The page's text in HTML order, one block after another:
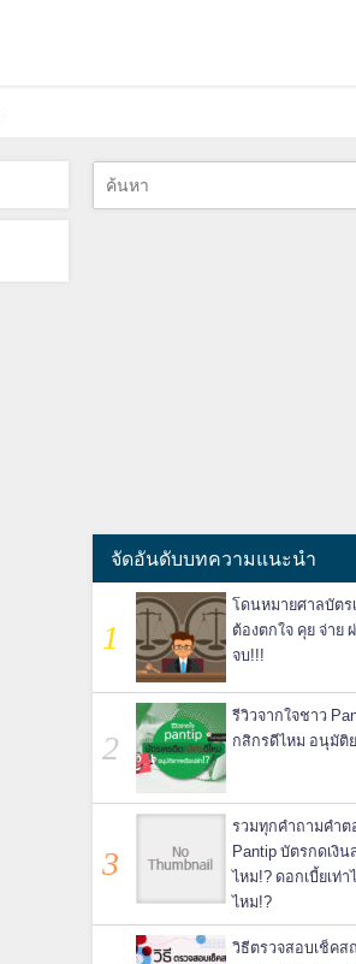
จัดอันดับบทความแนะนำ
โดนหมายศาลบัตร
ต้องตกใจ คุย จ่าย
จบ!!!
รีวิวจากใจชาว
กสิกรดีไหม อนุมัติ
รวมทุกคำถามคำต
Pantip บัตรกดเงิ
ไหม!? ดอกเบี้ยเท่
ไหม!?
วิธีตรวจสอบเช็คส